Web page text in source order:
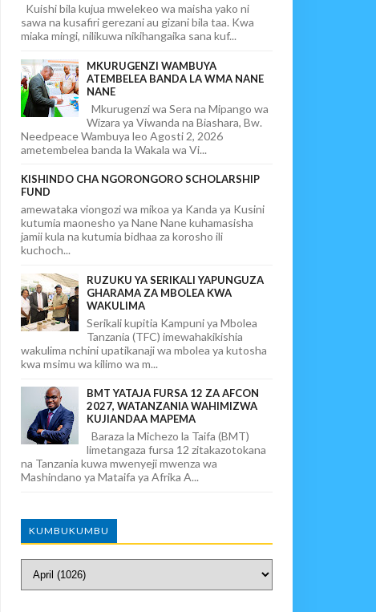
Kuishi bila kujua mwelekeo wa maisha yako ni
sawa na kusafiri gerezani au gizani bila taa. Kwa
miaka mingi, nilikuwa nikihangaika sana kuf...
MKURUGENZI WAMBUYA
ATEMBELEA BANDA LA WMA NANE
NANE
Mkurugenzi wa Sera na Mipango wa
Wizara ya Viwanda na Biashara, Bw.
Needpeace Wambuya leo Agosti 2, 2026
ametembelea banda la Wakala wa Vi...
KISHINDO CHA NGORONGORO SCHOLARSHIP
FUND
amewataka viongozi wa mikoa ya Kanda ya Kusini
kutumia maonesho ya Nane Nane kuhamasisha
jamii kula na kutumia bidhaa za korosho ili
kuchoch...
RUZUKU YA SERIKALI YAPUNGUZA
GHARAMA ZA MBOLEA KWA
WAKULIMA
Serikali kupitia Kampuni ya Mbolea
Tanzania (TFC) imewahakikishia
wakulima nchini upatikanaji wa mbolea ya kutosha
kwa msimu wa kilimo wa m...
BMT YATAJA FURSA 12 ZA AFCON
2027, WATANZANIA WAHIMIZWA
KUJIANDAA MAPEMA
Baraza la Michezo la Taifa (BMT)
limetangaza fursa 12 zitakazotokana
na Tanzania kuwa mwenyeji mwenza wa
Mashindano ya Mataifa ya Afrika A...
KUMBUKUMBU